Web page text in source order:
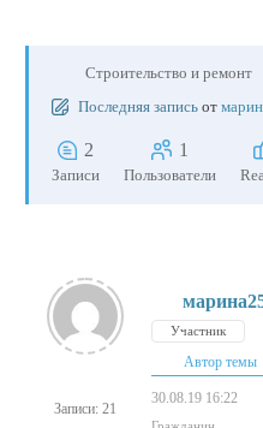
Строительство и ремонт
Последняя запись от
2
Записи
1
Пользователи
Записи: 21
Участник
Автор темы
30.08.19 16:22